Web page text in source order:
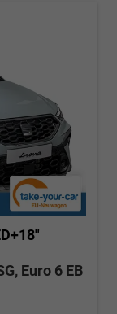
Euro 6 EB